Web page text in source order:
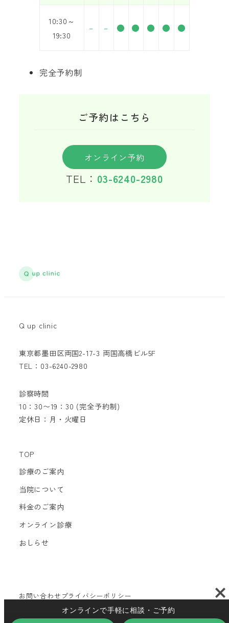
10:30～
19:30
– – ● ● ● ● ●
完全予約制
ご予約はこちら
オンライン予約
TEL： 03-6240-2980
Q up clinic
東京都墨田区両国2-17-3 両国高橋ビル5F
TEL：03-6240-2980
診察時間
10：30〜19：30 (完全予約制)
定休日：月・火曜日
TOP
診療のご案内
当院について
料金のご案内
オンライン診療
おしらせ
お問い合わせ プライバシーポリシー
オンラインで手軽に相談・ご予約